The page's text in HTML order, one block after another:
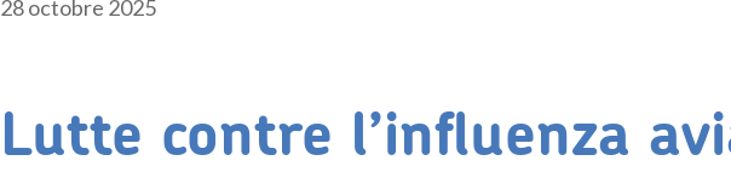
28 octobre 2025
Lutte contre l’influenza